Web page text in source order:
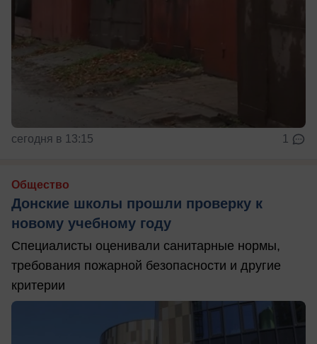
сегодня в 13:15 1
Общество
Донские школы прошли проверку к
новому учебному году
Специалисты оценивали санитарные нормы,
требования пожарной безопасности и другие
критерии